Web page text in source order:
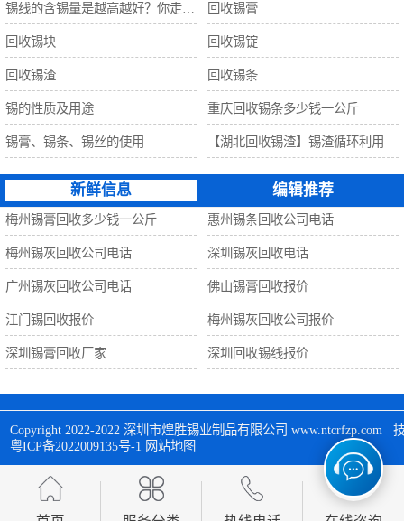
回收锡膏
回收锡块 回收锡锭
回收锡渣 回收锡条
锡的性质及用途 重庆回收锡条多少钱一公斤
锡膏、锡条、锡丝的使用 【湖北回收锡渣】锡渣循环利用
新鲜信息 编辑推荐
梅州锡膏回收多少钱一公斤 惠州锡条回收公司电话
梅州锡灰回收公司电话 深圳锡灰回收电话
广州锡灰回收公司电话 佛山锡膏回收报价
江门锡回收报价 梅州锡灰回收公司报价
深圳锡膏回收厂家 深圳回收锡线报价
Copyright 2022-2022 深圳市煌胜锡业制品有限公司 www.ntcrfzp.com
粤ICP备2022009135号-1 网站地图